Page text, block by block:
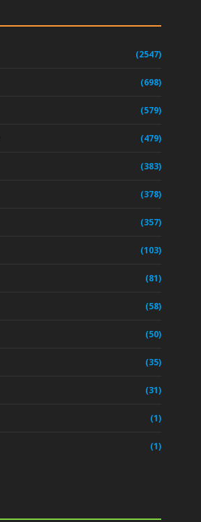
(2547)
(698)
(579)
(479)
(383)
(378)
(357)
(103)
(81)
(58)
(50)
(35)
(31)
(1)
(1)